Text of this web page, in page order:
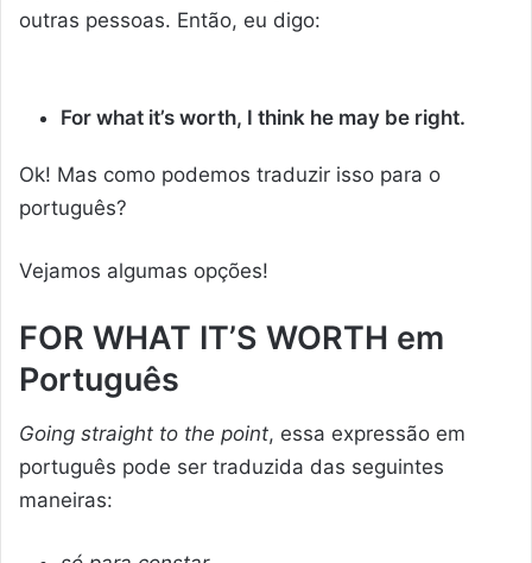
outras pessoas. Então, eu digo:
For what it’s worth, I think he may be right.
Ok! Mas como podemos traduzir isso para o
português?
Vejamos algumas opções!
FOR WHAT IT’S WORTH em
Português
Going straight to the point, essa expressão em
português pode ser traduzida das seguintes
maneiras: